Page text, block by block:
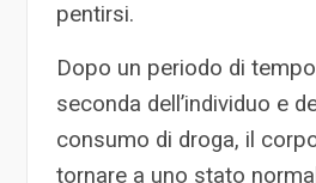
pentirsi.
Dopo un periodo di
seconda dell’individuo e
consumo di droga, il
tornare a uno stato